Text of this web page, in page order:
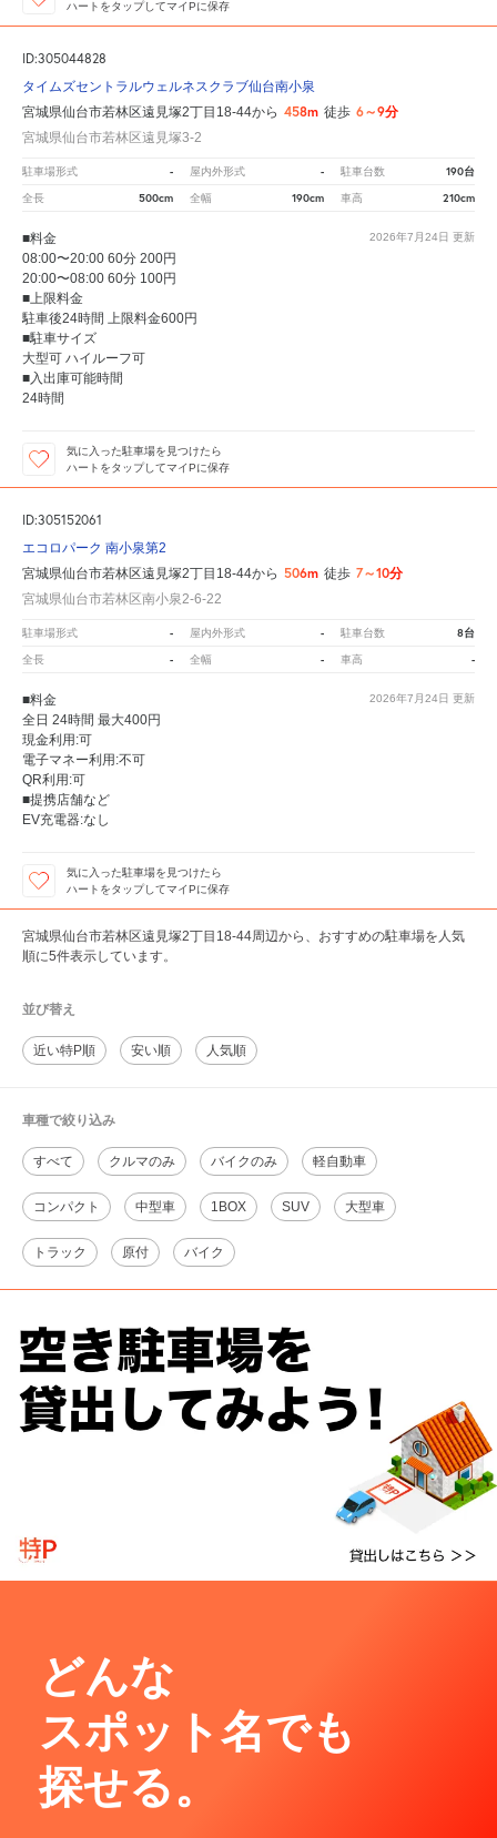
ハートをタップしてマイPに保存
ID:305044828
タイムズセントラルウェルネスクラブ仙台南小泉
宮城県仙台市若林区遠見塚2丁目18-44から 458m 徒歩 6～9分
宮城県仙台市若林区遠見塚3-2
駐車場形式 - 屋内外形式 - 駐車台数 190台
全長 500cm 全幅 190cm 車高 210cm
2026年7月24日 更新
■料金
08:00〜20:00 60分 200円
20:00〜08:00 60分 100円
■上限料金
駐車後24時間 上限料金600円
■駐車サイズ
大型可 ハイルーフ可
■入出庫可能時間
24時間
気に入った駐車場を見つけたら
ハートをタップしてマイPに保存
ID:305152061
エコロパーク 南小泉第2
宮城県仙台市若林区遠見塚2丁目18-44から 506m 徒歩 7～10分
宮城県仙台市若林区南小泉2-6-22
駐車場形式 - 屋内外形式 - 駐車台数 8台
全長 - 全幅 - 車高 -
2026年7月24日 更新
■料金
全日 24時間 最大400円
現金利用:可
電子マネー利用:不可
QR利用:可
■提携店舗など
EV充電器:なし
気に入った駐車場を見つけたら
ハートをタップしてマイPに保存
宮城県仙台市若林区遠見塚2丁目18-44周辺から、おすすめの駐車場を人気
順に5件表示しています。
並び替え
近い特P順 安い順 人気順
車種で絞り込み
すべて クルマのみ バイクのみ 軽自動車
コンパクト 中型車 1BOX SUV 大型車
トラック 原付 バイク
どんな
スポット名でも
探せる。